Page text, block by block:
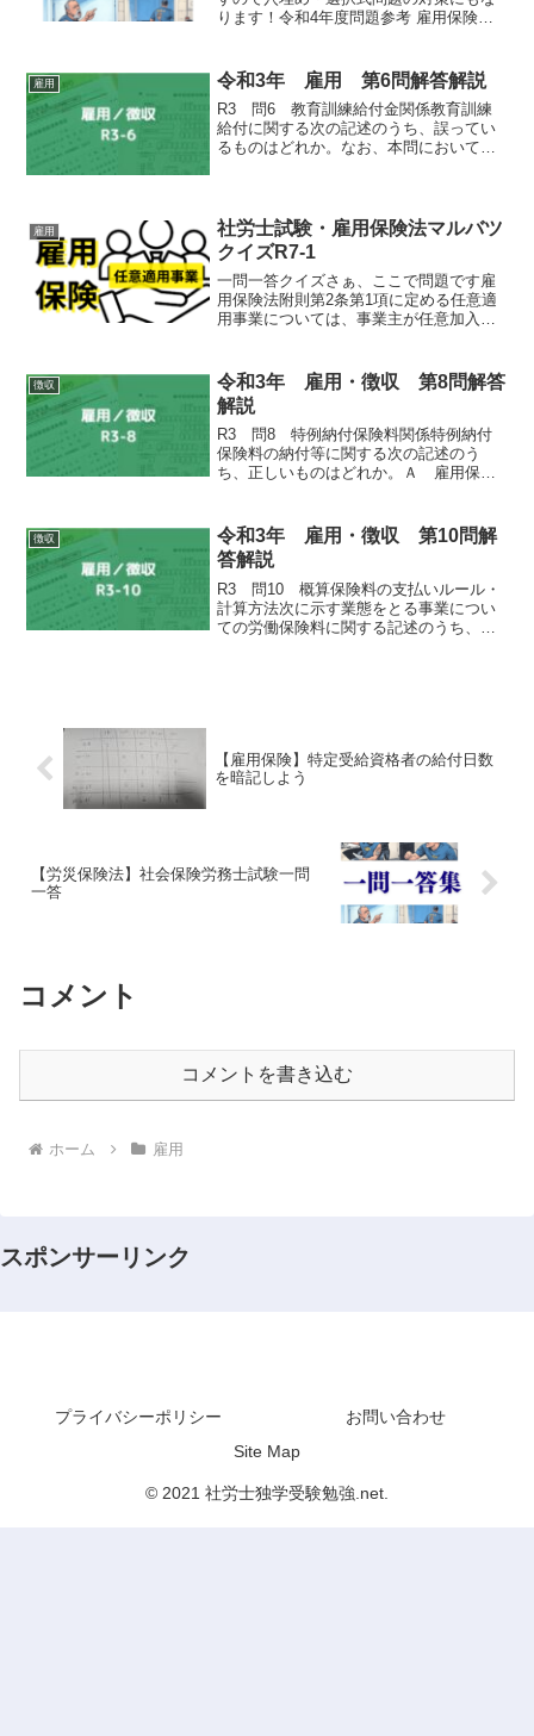
ります！令和4年度問題参考 雇用保険法
び能力を有するにもかかわらず職業に就
くことができず、...
雇用 令和3年 雇用 第6問解答解説
R3 問6 教育訓練給付金関係教育訓練
給付に関する次の記述のうち、誤ってい
るものはどれか。なお、本問において、
定一般教...
雇用
社労士試験・雇用保険法マルバツ
クイズR7-1
一問一答クイズさぁ、ここで問題です雇
用保険法附則第2条第1項に定める任意適
用事業については、事業主が任意加入の
保険に係る保険関係が成立する。マルか
バツか答えは・・・×令...
徴収
令和3年 雇用・徴収 第8問解答
解説
R3 問8 特例納付保険料関係特例納付
保険料の納付等に関する次の記述のう
ち、正しいものはどれか。Ａ 雇用保険
していたにもかかわらず、労働保険徴収
法第 4 条の 2 第1...
徴収
令和3年 雇用・徴収 第10問解
答解説
R3 問10 概算保険料の支払いルール・
計算方法次に示す業態をとる事業につい
ての労働保険料に関する記述のうち、正
【雇用保険】特定受給資格者の給付日数
を暗記しよう
【労災保険法】社会保険労務士試験一問
一答
コメント
コメントを書き込む
ホーム 雇用
スポンサーリンク
プライバシーポリシー
お問い合わせ
Site Map
© 2021 社労士独学受験勉強.net.